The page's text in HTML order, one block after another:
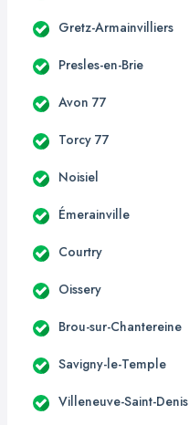
Gretz-Armainvilliers
Presles-en-Brie
Avon 77
Torcy 77
Noisiel
Émerainville
Courtry
Oissery
Brou-sur-Chantereine
Savigny-le-Temple
Villeneuve-Saint-Denis